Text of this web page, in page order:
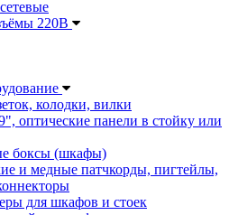
220В
колодки, вилки
оптические панели в стойку или
боксы (шкафы)
и медные патчкорды, пигтейлы,
для шкафов и стоек